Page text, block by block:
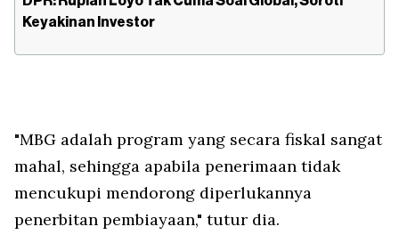
Keyakinan Investor
"MBG adalah program yang secara fiskal sangat
mahal, sehingga apabila penerimaan tidak
mencukupi mendorong diperlukannya
penerbitan pembiayaan," tutur dia.